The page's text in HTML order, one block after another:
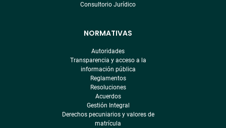
Consultorio Jurídico
NORMATIVAS
Autoridades
Transparencia y acceso a la
información pública
Reglamentos
Resoluciones
Acuerdos
Gestión Integral
Derechos pecuniarios y valores de
matrícula